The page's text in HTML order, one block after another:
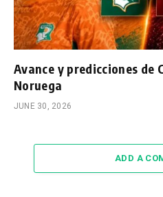
Avance y predicciones de
Noruega
JUNE 30, 2026
ADD A